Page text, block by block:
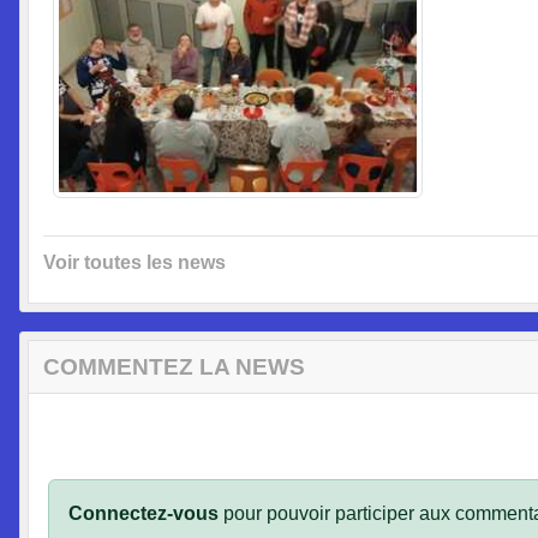
Voir toutes les news
COMMENTEZ LA NEWS
Connectez-vous pour pouvoir participer aux